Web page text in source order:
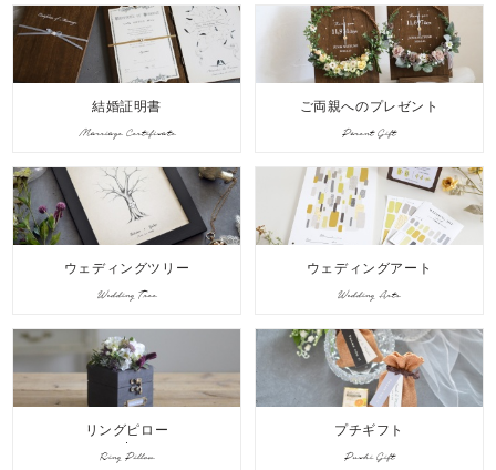
結婚証明書
Marriage Certificate
ご両親へのプレゼント
Parent Gift
ウェディングツリー
Wedding Tree
ウェディングアート
Wedding Arts
リングピロー
Ring Pillow
プチギフト
Puchi Gift